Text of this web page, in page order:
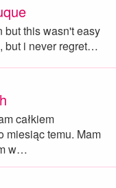
but this wasn't easy
but i never regret…
całkiem
miesiąc temu. Mam
w…